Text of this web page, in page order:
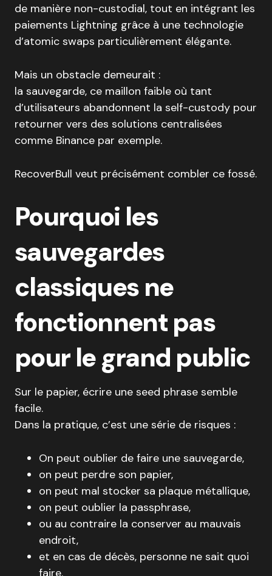
de manière non-custodial, tout en intégrant les
paiements Lightning grâce à une technologie
d’atomic swaps particulièrement élégante.
Mais un obstacle demeurait :
la sauvegarde, ce maillon faible où tant
d’utilisateurs abandonnent la self-custody pour
retourner vers des solutions centralisées
comme Binance par exemple.
RecoverBull veut précisément combler ce fossé.
Pourquoi les
sauvegardes
classiques ne
fonctionnent pas
pour le grand public
Sur le papier, écrire une seed phrase semble
facile.
Dans la pratique, c’est une série de risques :
On peut oublier de faire une sauvegarde,
on peut perdre son papier,
on peut mal stocker sa plaque métallique,
on peut oublier la passphrase,
ou au contraire la conserver au mauvais
endroit,
et en cas de décès, personne ne sait quoi
faire.